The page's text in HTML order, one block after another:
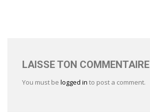
LAISSE TON COMMENTAIRE
You must be logged in to post a comment.